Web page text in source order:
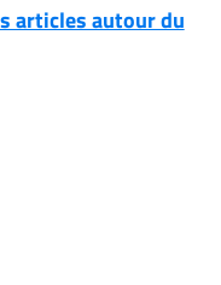
articles autour du